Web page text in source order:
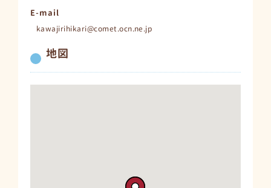
E-mail
kawajirihikari@comet.ocn.ne.jp
地図